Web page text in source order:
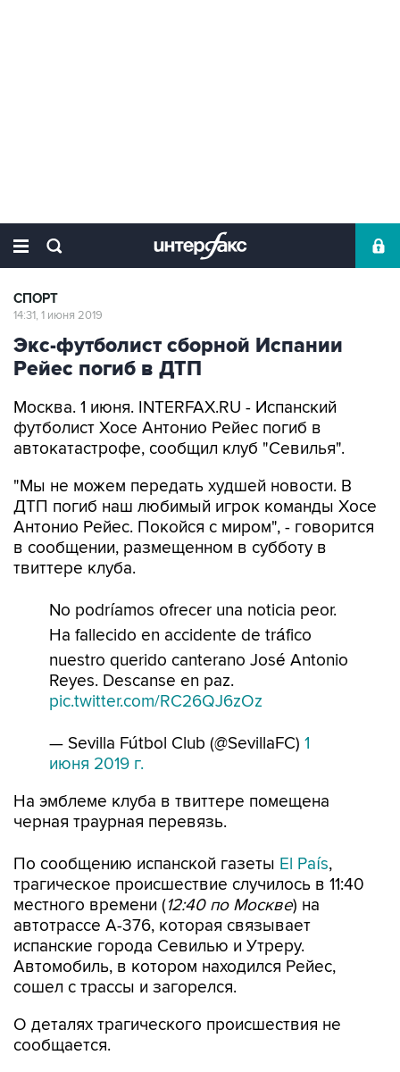
СПОРТ
14:31, 1 июня 2019
Экс-футболист сборной Испании
Рейес погиб в ДТП
Москва. 1 июня. INTERFAX.RU - Испанский
футболист Хосе Антонио Рейес погиб в
автокатастрофе, сообщил клуб "Севилья".
"Мы не можем передать худшей новости. В
ДТП погиб наш любимый игрок команды Хосе
Антонио Рейес. Покойся с миром", - говорится
в сообщении, размещенном в субботу в
твиттере клуба.
No podríamos ofrecer una noticia peor.
Ha fallecido en accidente de tráfico
nuestro querido canterano José Antonio
Reyes. Descanse en paz.
pic.twitter.com/RC26QJ6zOz
— Sevilla Fútbol Club (@SevillaFC) 1
июня 2019 г.
На эмблеме клуба в твиттере помещена
черная траурная перевязь.
По сообщению испанской газеты El País,
трагическое происшествие случилось в 11:40
местного времени (12:40 по Москве) на
автотрассе А-376, которая связывает
испанские города Севилью и Утреру.
Автомобиль, в котором находился Рейес,
сошел с трассы и загорелся.
О деталях трагического происшествия не
сообщается.